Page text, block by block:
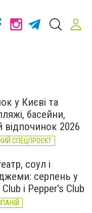
у Києві та
басейни,
відпочинок 2026
СПЕЦПРОЄКТ
соул і
серпень у
і Pepper's Club